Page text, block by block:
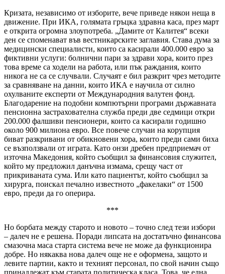
Кризата, независимо от изборите, вече приведе някои неща в
движение. При ИКА, голямата гръцка здравна каса, през март
е открита огромна злоупотреба. „Дамите от Калитея“ всеки
ден се споменават във вестникарските заглавия. Става дума за
медицински специалисти, които са касирали 400.000 евро за
фиктивни услуги: болнични пари за здрави хора, които през
това време са ходели на работа, или пък раждания, които
никога не са се случвали. Случаят е бил разкрит чрез методите
за сравняване на данни, които ИКА е научила от силно
охулваните експерти от Международния валутен фонд.
Благодарение на подобни компютърни програми държавната
пенсионна застрахователна служба преди две седмици откри
200.000 фалшиви пенсионери, които са касирали годишно
около 900 милиона евро. Все повече случаи на корупция
биват разкривани от обикновени хора, които преди сами биха
се възползвали от играта. Като онзи дребен предприемач от
източна Македония, който съобщил за финансовия служител,
който му предложил данъчна измама, срещу част от
прикриваната сума. Или като пациентът, който съобщил за
хирурга, поискал печално известното „факелаки“ от 1500
евро, преди да го оперира.
***
Но борбата между старото и новото – точно след тези избори
– далеч не е решена. Поради липсата на достатъчно финансова
смазочна маса старта система вече не може да функционира
добре. Но някаква нова далеч още не е оформена, защото и
левите партии, както и техният персонал, по свой начин също
принадлежат към старата политическа класа. Това, че една